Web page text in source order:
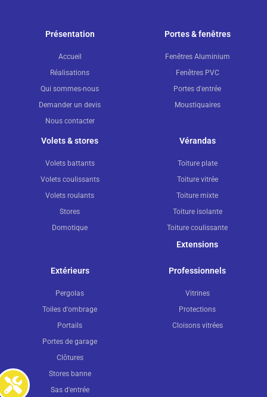
Présentation
Accueil
Réalisations
Qui sommes-nous
Demander un devis
Nous contacter
Portes & fenêtres
Fenêtres Aluminium
Fenêtres PVC
Portes d'entrée
Moustiquaires
Volets & stores
Volets battants
Volets coulissants
Volets roulants
Stores
Domotique
Vérandas
Toiture plate
Toiture vitrée
Toiture mixte
Toiture isolante
Toiture coulissante
Extensions
Extérieurs
Pergolas
Toiles d'ombrage
Portails
Portes de garage
Clôtures
Stores banne
Sas d'entrée
Professionnels
Vitrines
Protections
Cloisons vitrées